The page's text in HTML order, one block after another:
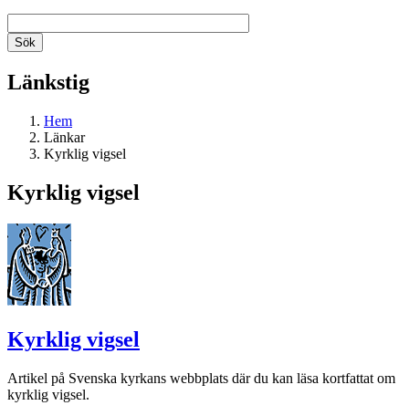
Länkstig
Hem
Länkar
Kyrklig vigsel
Kyrklig vigsel
Kyrklig vigsel
Artikel på Svenska kyrkans webbplats där du kan läsa kortfattat om
kyrklig vigsel.